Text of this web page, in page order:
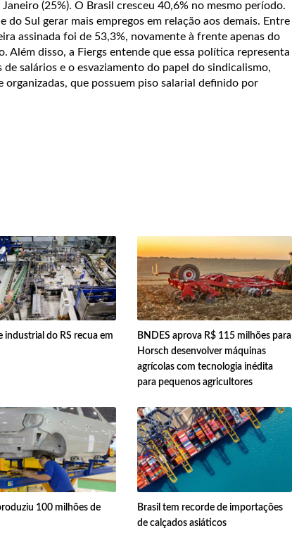
(25%). O Brasil cresceu 40,6% no mesmo período.
do Sul gerar mais empregos em relação aos demais. Entre
assinada foi de 53,3%, novamente à frente apenas do
Além disso, a Fiergs entende que essa política representa
salários e o esvaziamento do papel do sindicalismo,
que possuem piso salarial definido por
industrial do RS recua em
BNDES aprova R$ 115 milhões para
Horsch desenvolver máquinas
agrícolas com tecnologia inédita
para pequenos agricultores
100 milhões de
Brasil tem recorde de importações
de calçados asiáticos